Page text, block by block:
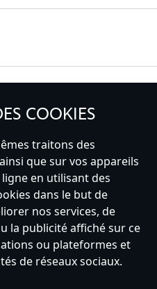
Trouver un magasin
la vie privée
à la confidentialité
COOKIES
traitons des
que sur vos appareils
en utilisant des
dans le but de
nos services, de
la publicité affiché sur ce
ou plateformes et
de réseaux sociaux.